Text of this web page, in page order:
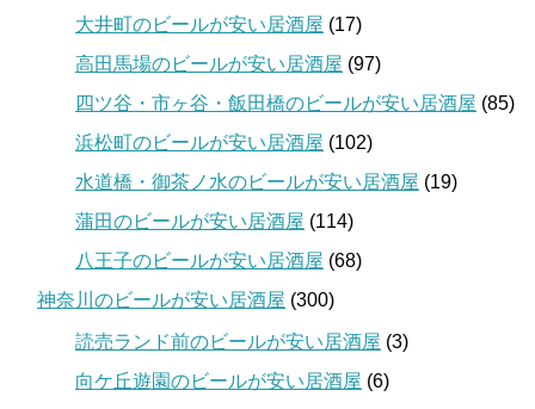
大井町のビールが安い居酒屋 (17)
高田馬場のビールが安い居酒屋 (97)
四ツ谷・市ヶ谷・飯田橋のビールが安い居酒屋 (85)
浜松町のビールが安い居酒屋 (102)
水道橋・御茶ノ水のビールが安い居酒屋 (19)
蒲田のビールが安い居酒屋 (114)
八王子のビールが安い居酒屋 (68)
神奈川のビールが安い居酒屋 (300)
読売ランド前のビールが安い居酒屋 (3)
向ケ丘遊園のビールが安い居酒屋 (6)